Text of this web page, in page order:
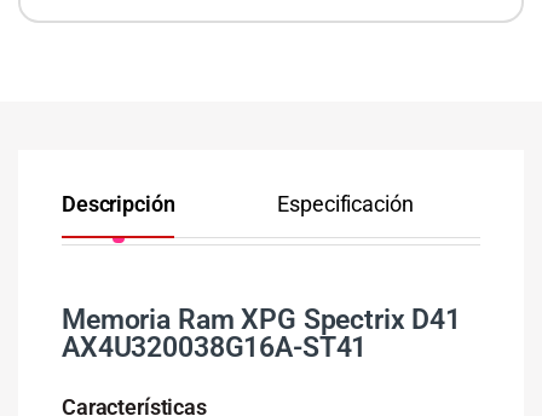
Descripción Especificación
Memoria Ram XPG Spectrix D41
AX4U320038G16A-ST41
Características